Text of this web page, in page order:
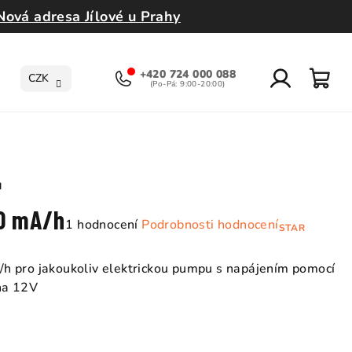
adresa Jílové u Prahy
CZK +420 724 000 088
STAR
mA/hPrůměrné
produktu
1 hodnocení Podrobnosti hodnocení
pro jakoukoliv elektrickou pumpu s napájením pomocí
12V